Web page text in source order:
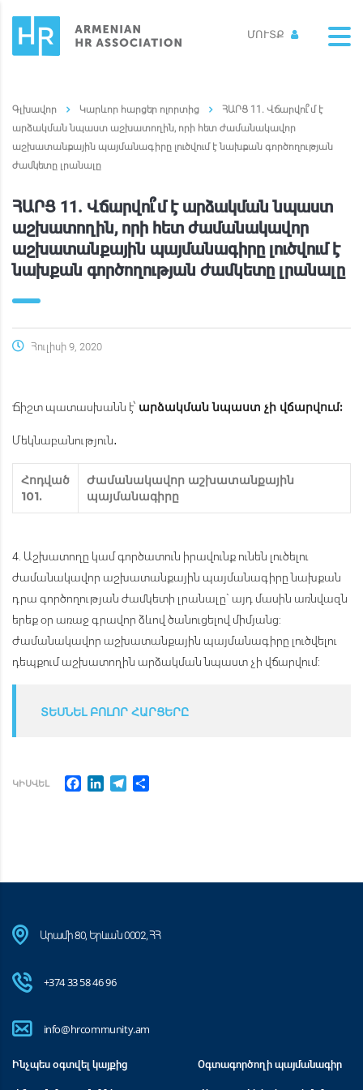
ՄՈՒՏՔ
Կարևոր հարցեր ոլորտից
ՀԱՐՑ 11. Վճարվու՞մ է
արձակման նպաստ աշխատողին, որի հետ ժամանակավոր
աշխատանքային պայմանագիրը լուծվում է նախքան գործողության
ժամկետը լրանալը
ՀԱՐՑ 11. Վճարվու՞մ է արձակման նպաստ
աշխատողին, որի հետ ժամանակավոր
աշխատանքային պայմանագիրը լուծվում է
նախքան գործողության ժամկետը լրանալը
Հուլիսի 9, 2020
Ճիշտ պատասխանն է՝ արձակման նպաստ չի վճարվում:
Մեկնաբանություն․
Հոդված
101.
Ժամանակավոր աշխատանքային
պայմանագիրը
4. Աշխատողը կամ գործատուն իրավունք ունեն լուծելու
ժամանակավոր աշխատանքային պայմանագիրը նախքան
դրա գործողության ժամկետի լրանալը` այդ մասին առնվազն
երեք օր առաջ գրավոր ձևով ծանուցելով միմյանց:
Ժամանակավոր աշխատանքային պայմանագիրը լուծվելու
դեպքում աշխատողին արձակման նպաստ չի վճարվում:
ՏԵՍՆԵԼ ԲՈԼՈՐ ՀԱՐՑԵՐԸ
ԿԻՍՎԵԼ Facebook
LinkedInTelegram
Արամի 80, Երևան 0002, ՀՀ
+374 33 58 46 96
info@hrcommunity.am
Ինչպես օգտվել կայքից
Օգտագործողի պայմանագիր